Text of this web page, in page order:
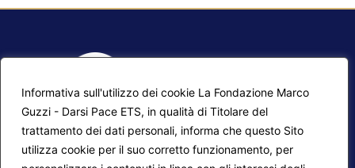
Informativa sull'utilizzo dei cookie La Fondazione Marco
Guzzi - Darsi Pace ETS, in qualità di Titolare del
trattamento dei dati personali, informa che questo Sito
utilizza cookie per il suo corretto funzionamento, per